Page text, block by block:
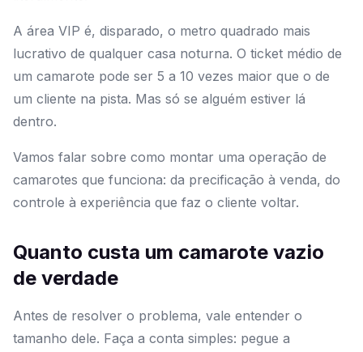
A área VIP é, disparado, o metro quadrado mais
lucrativo de qualquer casa noturna. O ticket médio de
um camarote pode ser 5 a 10 vezes maior que o de
um cliente na pista. Mas só se alguém estiver lá
dentro.
Vamos falar sobre como montar uma operação de
camarotes que funciona: da precificação à venda, do
controle à experiência que faz o cliente voltar.
Quanto custa um camarote vazio
de verdade
Antes de resolver o problema, vale entender o
tamanho dele. Faça a conta simples: pegue a